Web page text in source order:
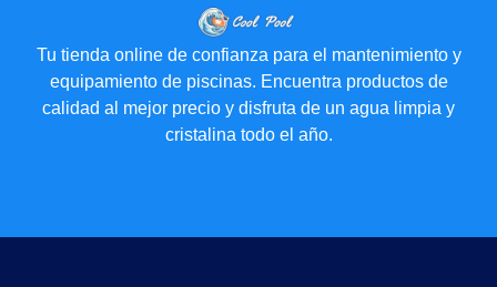
Tu tienda online de confianza para el mantenimiento y
equipamiento de piscinas. Encuentra productos de
calidad al mejor precio y disfruta de un agua limpia y
cristalina todo el año.